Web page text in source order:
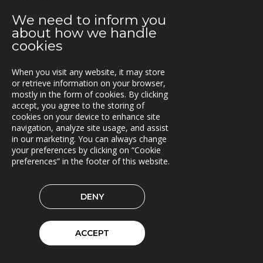
14.05.2019
Siljan inn i Lasset
09.05.2019
Asset Information Management System til ACCIONA
og Nye Veier
06.05.2019
Brinks Trä velger Timberpro
02.05.2019
25.04.2019
Triona forbedrer fergetrafikken på Åland
23.04.2019
Fleetech overtas av Triona
We need to inform you
about how we handle
cookies
When you visit any website, it may store
or retrieve information on your browser,
mostly in the form of cookies. By clicking
accept, you agree to the storing of
cookies on your device to enhance site
navigation, analyze site usage, and assist
in our marketing. You can always change
your preferences by clicking on “Cookie
preferences” in the footer of this website.
DENY
ACCEPT